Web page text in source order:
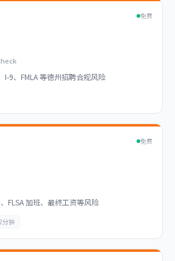
免费
I-9、FMLA 等德州招聘合规风险
免费
FLSA 加班、最终工资等风险
分钟